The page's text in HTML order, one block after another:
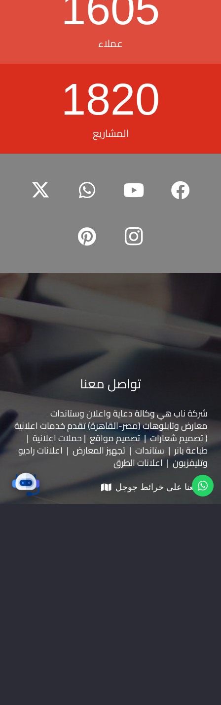
عملاء
1820
المشاريع
تواصل معنا
شركة ناب هي وكالة دعاية واعلان وستاندات
معارضوتابلوهات(مصر-القاهرة) تقدم خدمات اعلانية
( تصميم شعارات | تصميم مواقع | حملات اعلانية |
طباعة بانر | ستاندات | تجهيز المعارض | اعلانات راديو
وتليفزيون | اعلانات الطرق
موقعنا على خرائط جوجل